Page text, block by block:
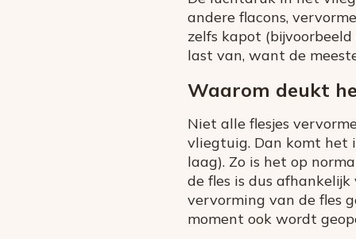
andere flacons,
zelfs kapot
last van, want de
Waarom deukt
Niet alle flesjes
vliegtuig. Dan komt het
laag). Zo is het op
de fles is dus
vervorming van de fles
moment ook wordt